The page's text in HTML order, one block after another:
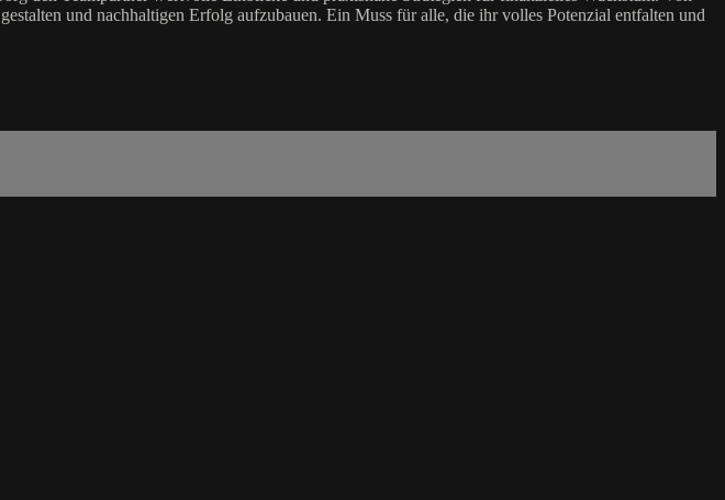
und nachhaltigen Erfolg aufzubauen. Ein Muss für alle, die ihr volles Potenzial entfalten und